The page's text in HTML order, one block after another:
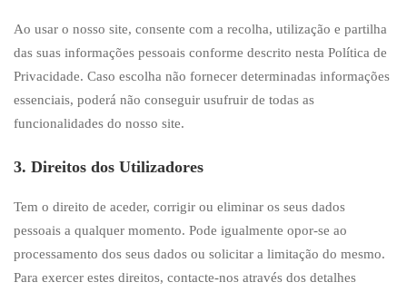
Ao usar o nosso site, consente com a recolha, utilização e partilha
das suas informações pessoais conforme descrito nesta Política de
Privacidade. Caso escolha não fornecer determinadas informações
essenciais, poderá não conseguir usufruir de todas as
funcionalidades do nosso site.
3. Direitos dos Utilizadores
Tem o direito de aceder, corrigir ou eliminar os seus dados
pessoais a qualquer momento. Pode igualmente opor-se ao
processamento dos seus dados ou solicitar a limitação do mesmo.
Para exercer estes direitos, contacte-nos através dos detalhes